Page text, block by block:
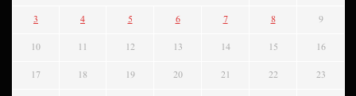
3 4 5 6 7 8 9
10 11 12 13 14 15 16
17 18 19 20 21 22 23